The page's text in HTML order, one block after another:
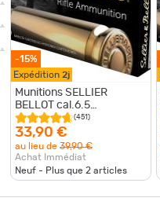
-15%
Expédition 2j
Munitions SELLIER
BELLOT cal.6.5
creedmoor SP 131gr 8.5g
par 20
(451)
33,90 €
au lieu de 39,90 €
Achat Immédiat
Neuf - Plus que 2 articles